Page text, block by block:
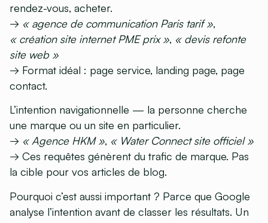
rendez-vous, acheter.
→ « agence de communication Paris tarif »,
« création site internet PME prix », « devis refonte
site web »
→ Format idéal : page service, landing page, page
contact.
L’intention navigationnelle — la personne cherche
une marque ou un site en particulier.
→ « Agence HKM », « Water Connect site officiel »
→ Ces requêtes génèrent du trafic de marque. Pas
la cible pour vos articles de blog.
Pourquoi c’est aussi important ? Parce que Google
analyse l’intention avant de classer les résultats. Un